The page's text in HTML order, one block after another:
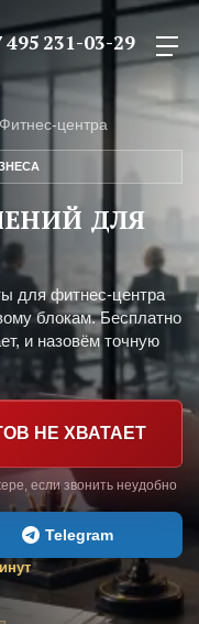
495 231-03-29
Фитнес-центра
ДЛЯ
для фитнес-центра
блокам. Бесплатно
и назовём точную
НЕ ХВАТАЕТ
если звонить неудобно
Telegram